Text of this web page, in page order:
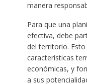
manera
Para que una
efectiva, debe
del territorio.
características
económicas, y
a sus